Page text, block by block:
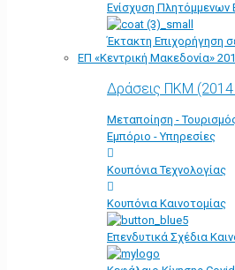
Ενίσχυση
Έκτακτη Επιχορήγηση
ΕΠ «Kεντρική Μακεδονία»
Δράσεις ΠΚΜ (2014
Μεταποίηση -
Εμπόριο - Υπηρεσίες
Κουπόνια Τεχνολογίας
Κουπόνια Καινοτομίας
Επενδυτικά Σχέδια